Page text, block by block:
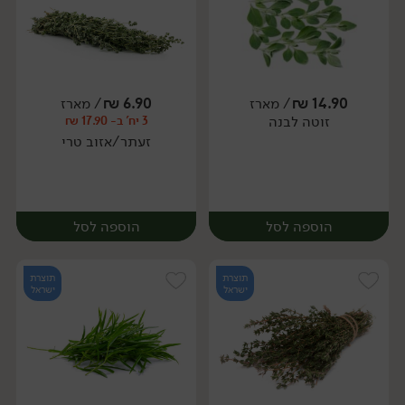
מארז מארז
14.90
₪/ מארז
זוטה לבנה
הוספה לסל
6.90
₪/ מארז
3 יח' ב- 17.90 ₪
זעתר/אזוב טרי
הוספה לסל
תוצרת
ישראל
תוצרת
ישראל